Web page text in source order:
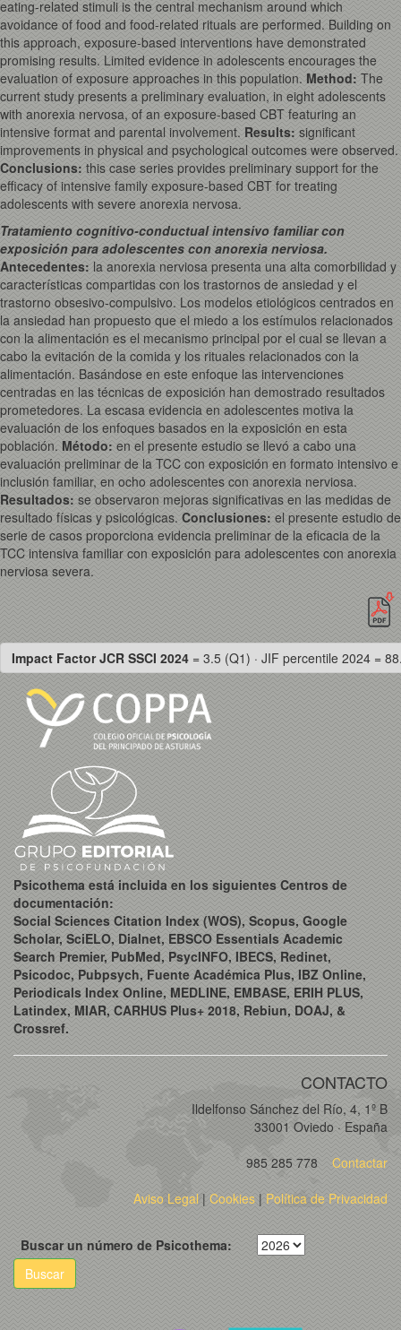
eating-related stimuli is the central mechanism around which
avoidance of food and food-related rituals are performed. Building on
this approach, exposure-based interventions have demonstrated
promising results. Limited evidence in adolescents encourages the
evaluation of exposure approaches in this population. Method: The
current study presents a preliminary evaluation, in eight adolescents
with anorexia nervosa, of an exposure-based CBT featuring an
intensive format and parental involvement. Results: significant
improvements in physical and psychological outcomes were observed.
Conclusions: this case series provides preliminary support for the
efficacy of intensive family exposure-based CBT for treating
adolescents with severe anorexia nervosa.
Tratamiento cognitivo-conductual intensivo familiar con
exposición para adolescentes con anorexia nerviosa.
Antecedentes: la anorexia nerviosa presenta una alta comorbilidad y
características compartidas con los trastornos de ansiedad y el
trastorno obsesivo-compulsivo. Los modelos etiológicos centrados en
la ansiedad han propuesto que el miedo a los estímulos relacionados
con la alimentación es el mecanismo principal por el cual se llevan a
cabo la evitación de la comida y los rituales relacionados con la
alimentación. Basándose en este enfoque las intervenciones
centradas en las técnicas de exposición han demostrado resultados
prometedores. La escasa evidencia en adolescentes motiva la
evaluación de los enfoques basados en la exposición en esta
población. Método: en el presente estudio se llevó a cabo una
evaluación preliminar de la TCC con exposición en formato intensivo e
inclusión familiar, en ocho adolescentes con anorexia nerviosa.
Resultados: se observaron mejoras significativas en las medidas de
resultado físicas y psicológicas. Conclusiones: el presente estudio de
serie de casos proporciona evidencia preliminar de la eficacia de la
TCC intensiva familiar con exposición para adolescentes con anorexia
nerviosa severa.
Impact Factor JCR SSCI 2024 = 3.5 (Q1) · JIF percentile 2024 =
Psicothema está incluida en los siguientes Centros de
documentación:
Social Sciences Citation Index (WOS), Scopus, Google
Scholar, SciELO, Dialnet, EBSCO Essentials Academic
Search Premier, PubMed, PsycINFO, IBECS, Redinet,
Psicodoc, Pubpsych, Fuente Académica Plus, IBZ Online,
Periodicals Index Online, MEDLINE, EMBASE, ERIH PLUS,
Latindex, MIAR, CARHUS Plus+ 2018, Rebiun, DOAJ, &
Crossref.
CONTACTO
Ildelfonso Sánchez del Río, 4, 1º B
33001 Oviedo · España
985 285 778
Contactar
Aviso Legal| Cookies | Política de Privacidad
Buscar un número de Psicothema:
Buscar